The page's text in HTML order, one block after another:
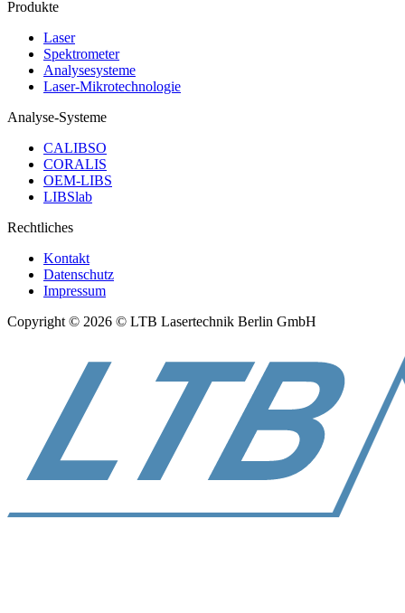
Produkte
Laser
Spektrometer
Analysesysteme
Laser-Mikrotechnologie
Analyse-Systeme
CALIBSO
CORALIS
OEM-LIBS
LIBSlab
Rechtliches
Kontakt
Datenschutz
Impressum
Copyright © 2026 © LTB Lasertechnik Berlin GmbH